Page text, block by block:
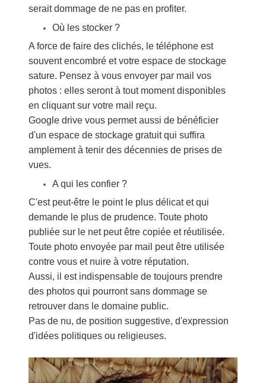
serait dommage de ne pas en profiter.
Où les stocker ?
A force de faire des clichés, le téléphone est
souvent encombré et votre espace de stockage
sature. Pensez à vous envoyer par mail vos
photos : elles seront à tout moment disponibles
en cliquant sur votre mail reçu.
Google drive vous permet aussi de bénéficier
d'un espace de stockage gratuit qui suffira
amplement à tenir des décennies de prises de
vues.
A qui les confier ?
C'est peut-être le point le plus délicat et qui
demande le plus de prudence. Toute photo
publiée sur le net peut être copiée et réutilisée.
Toute photo envoyée par mail peut être utilisée
contre vous et nuire à votre réputation.
Aussi, il est indispensable de toujours prendre
des photos qui pourront sans dommage se
retrouver dans le domaine public.
Pas de nu, de position suggestive, d'expression
d'idées politiques ou religieuses.